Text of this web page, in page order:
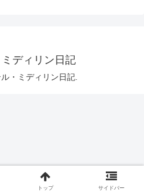
ディリン日記
・ミディリン日記.
トップ サイドバー